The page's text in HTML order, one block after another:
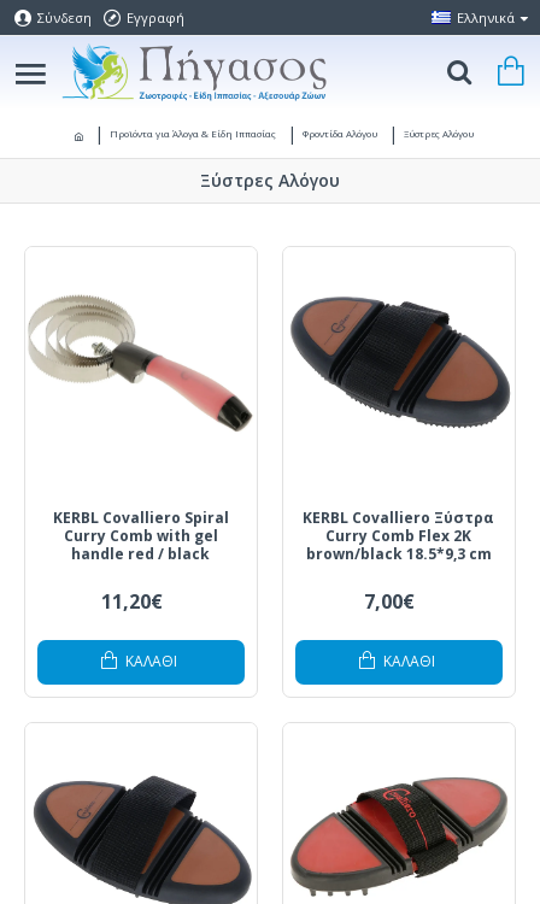
Σύνδεση Εγγραφή Ελληνικά
Προϊόντα για Άλογα & Είδη Ιππασίας Φροντίδα Αλόγου Ξύστρες Αλόγου
Ξύστρες Αλόγου
KERBL Covalliero Spiral
Curry Comb with gel
handle red / black
11,20€
ΚΑΛΆΘΙ
KERBL Covalliero Ξύστρα
Curry Comb Flex 2K
brown/black 18.5*9,3 cm
7,00€
ΚΑΛΆΘΙ